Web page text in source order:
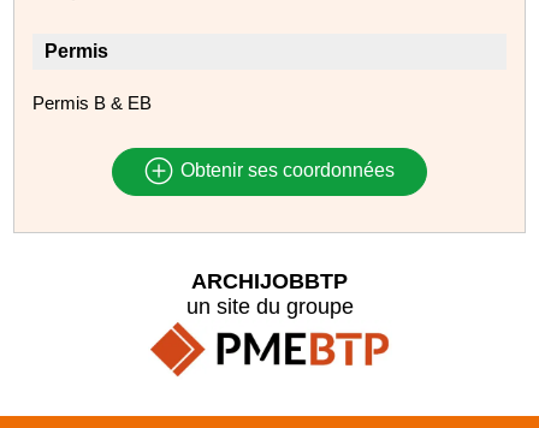
Permis
Permis B & EB
Obtenir ses coordonnées
ARCHIJOBBTP
un site du groupe